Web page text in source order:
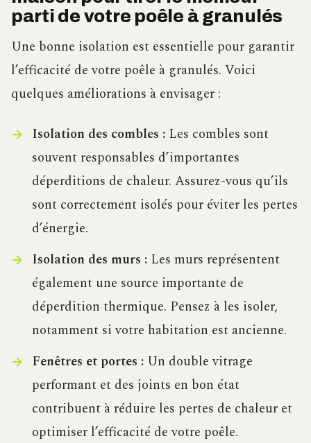
parti de votre poêle à granulés
Une bonne isolation est essentielle pour garantir
l’efficacité de votre poêle à granulés. Voici
quelques améliorations à envisager :
Isolation des combles :Les combles sont
souvent responsables d’importantes
déperditions de chaleur. Assurez-vous qu’ils
sont correctement isolés pour éviter les pertes
d’énergie.
Isolation des murs :Les murs représentent
également une source importante de
déperdition thermique. Pensez à les isoler,
notamment si votre habitation est ancienne.
Fenêtres et portes :Un double vitrage
performant et des joints en bon état
contribuent à réduire les pertes de chaleur et
optimiser l’efficacité de votre poêle.